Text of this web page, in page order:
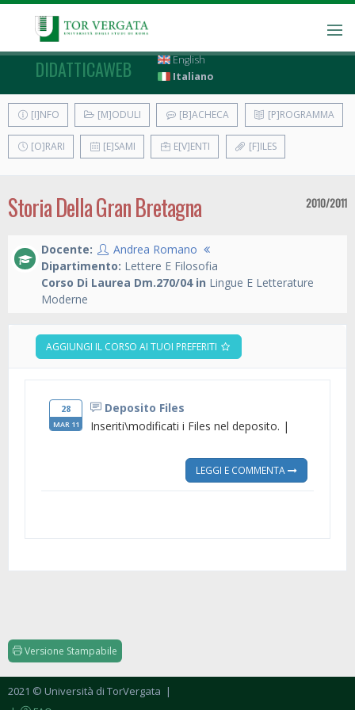
DIDATTICAWEB
English
Italiano
[I]NFO [M]ODULI [B]ACHECA [P]ROGRAMMA
[O]RARI [E]SAMI E[V]ENTI [F]ILES
Storia Della Gran Bretagna 2010/2011
Docente:
Andrea Romano
Dipartimento: Lettere E Filosofia
Corso Di Laurea Dm.270/04 in Lingue E Letterature
Moderne
AGGIUNGI IL CORSO AI TUOI PREFERITI
28
MAR 11
Deposito Files
Inseriti\modificati i Files nel deposito. |
LEGGI E COMMENTA
Versione Stampabile
2021 © Università di TorVergata |